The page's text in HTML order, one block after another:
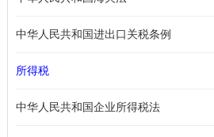
中华人民共和国进出口关税条例
所得税
中华人民共和国企业所得税法